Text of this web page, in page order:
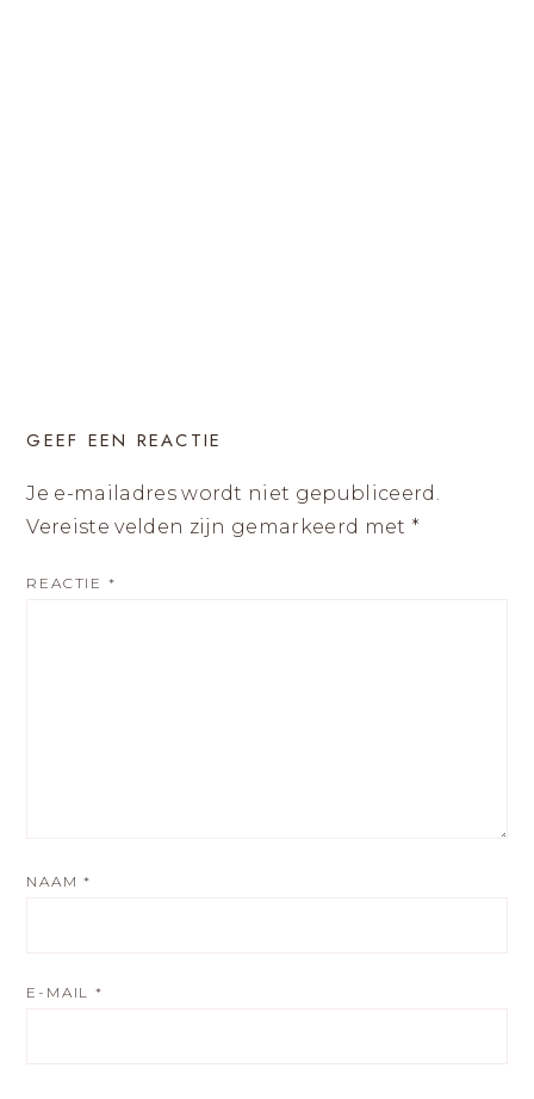
GEEF EEN REACTIE
Je e-mailadres wordt niet gepubliceerd.
Vereiste velden zijn gemarkeerd met *
REACTIE *
NAAM*
E-MAIL*